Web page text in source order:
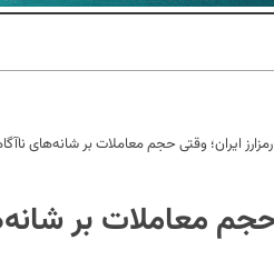
رمزارز ایران؛ وقتی حجم معاملات بر شانه‌های
حجم معاملات بر